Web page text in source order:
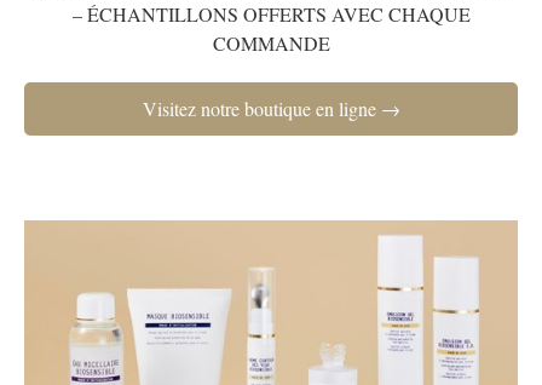
– ÉCHANTILLONS OFFERTS AVEC CHAQUE
COMMANDE
Visitez notre boutique en ligne →